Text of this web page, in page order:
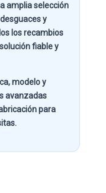
amplia selección
y
los recambios
fiable y
modelo y
avanzadas
para